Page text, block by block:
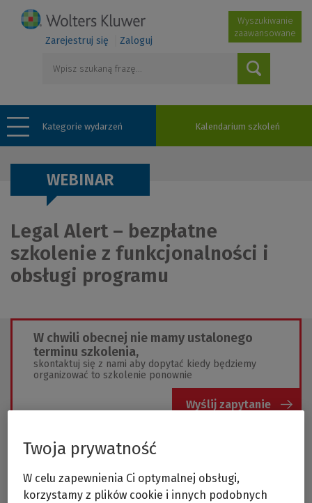
Zarejestruj się Zaloguj
Wyszukiwanie
zaawansowane
Kategorie wydarzeń Kalendarium szkoleń
WEBINAR
Legal Alert – bezpłatne
szkolenie z funkcjonalności i
obsługi programu
W chwili obecnej nie mamy ustalonego
terminu szkolenia,
skontaktuj się z nami aby dopytać kiedy będziemy
organizować to szkolenie ponownie
Wyślij zapytanie
Twoja prywatność
W celu zapewnienia Ci optymalnej obsługi,
korzystamy z plików cookie i innych podobnych